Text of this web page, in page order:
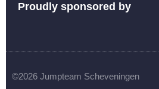
Proudly sponsored by
©2026 Jumpteam Scheveningen